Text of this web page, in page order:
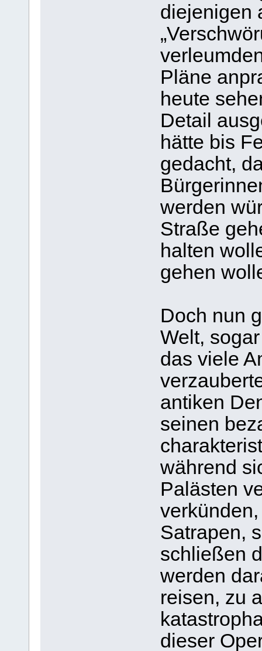
diejenigen
Pläne
heute
Detail
hätte bis
gedacht,
werden
Straße
halten
gehen
Doch nun
Welt,
das viele
antiken
seinen
während
Palästen
Satrapen,
schließen
werden
reisen, zu
dieser